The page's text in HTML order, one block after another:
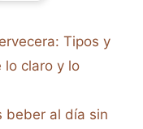
Tipos y
lo claro y lo
beber al día sin